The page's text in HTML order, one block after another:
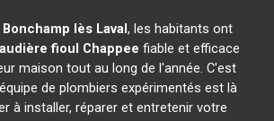
Bonchamp lès Laval, les habitants ont
fioul Chappee fiable et efficace
maison tout au long de l'année. C'est
de plombiers expérimentés est là
à installer, réparer et entretenir votre